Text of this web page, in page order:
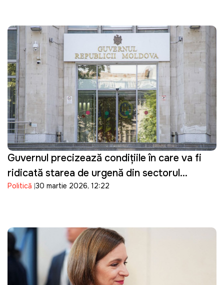
Guvernul precizează condițiile în care va fi
ridicată starea de urgență din sectorul
energetic
Politică 30 martie 2026, 12:22